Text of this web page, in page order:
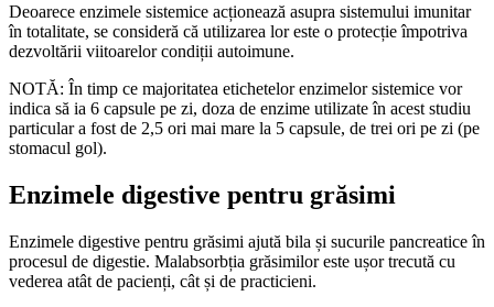
Deoarece enzimele sistemice acționează asupra sistemului imunitar
în totalitate, se consideră că utilizarea lor este o protecție împotriva
dezvoltării viitoarelor condiții autoimune.
NOTĂ: În timp ce majoritatea etichetelor enzimelor sistemice vor
indica să ia 6 capsule pe zi, doza de enzime utilizate în acest studiu
particular a fost de 2,5 ori mai mare la 5 capsule, de trei ori pe zi (pe
stomacul gol).
Enzimele digestive pentru grăsimi
Enzimele digestive pentru grăsimi ajută bila și sucurile pancreatice în
procesul de digestie. Malabsorbția grăsimilor este ușor trecută cu
vederea atât de pacienți, cât și de practicieni.